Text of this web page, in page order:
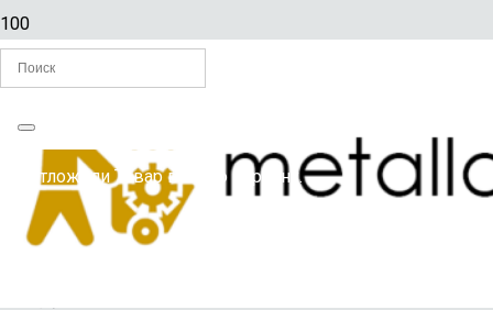
Вы отложилиТоварв свою корзину.
Главная
/
РАЗВЕРТКИ ПО МЕТАЛЛУ